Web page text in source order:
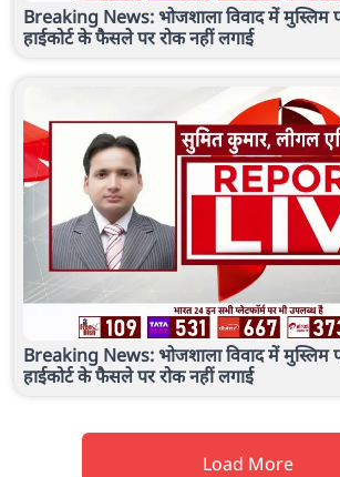
Breaking News: भोजशाला विवाद में मुस्लिम
हाईकोर्ट के फैसले पर रोक नहीं लगाई
Breaking News: भोजशाला विवाद में मुस्लिम
हाईकोर्ट के फैसले पर रोक नहीं लगाई
Load More